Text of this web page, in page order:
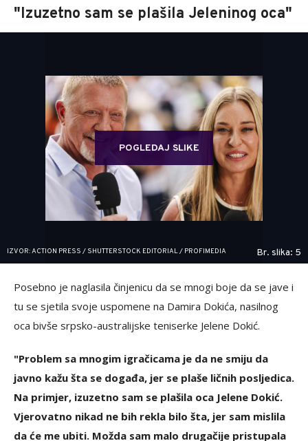
"Izuzetno sam se plašila Jeleninog oca"
POGLEDAJ SLIKE
IZVOR: ACTION PRESS / SHUTTERSTOCK EDITORIAL / PROFIMEDIA Br. slika: 5
Posebno je naglasila činjenicu da se mnogi boje da se jave i
tu se sjetila svoje uspomene na Damira Dokića, nasilnog
oca bivše srpsko-australijske teniserke Jelene Dokić.
"Problem sa mnogim igračicama je da ne smiju da
javno kažu šta se događa, jer se plaše ličnih posljedica.
Na primjer, izuzetno sam se plašila oca Jelene Dokić.
Vjerovatno nikad ne bih rekla bilo šta, jer sam mislila
da će me ubiti. Možda sam malo drugačije pristupala